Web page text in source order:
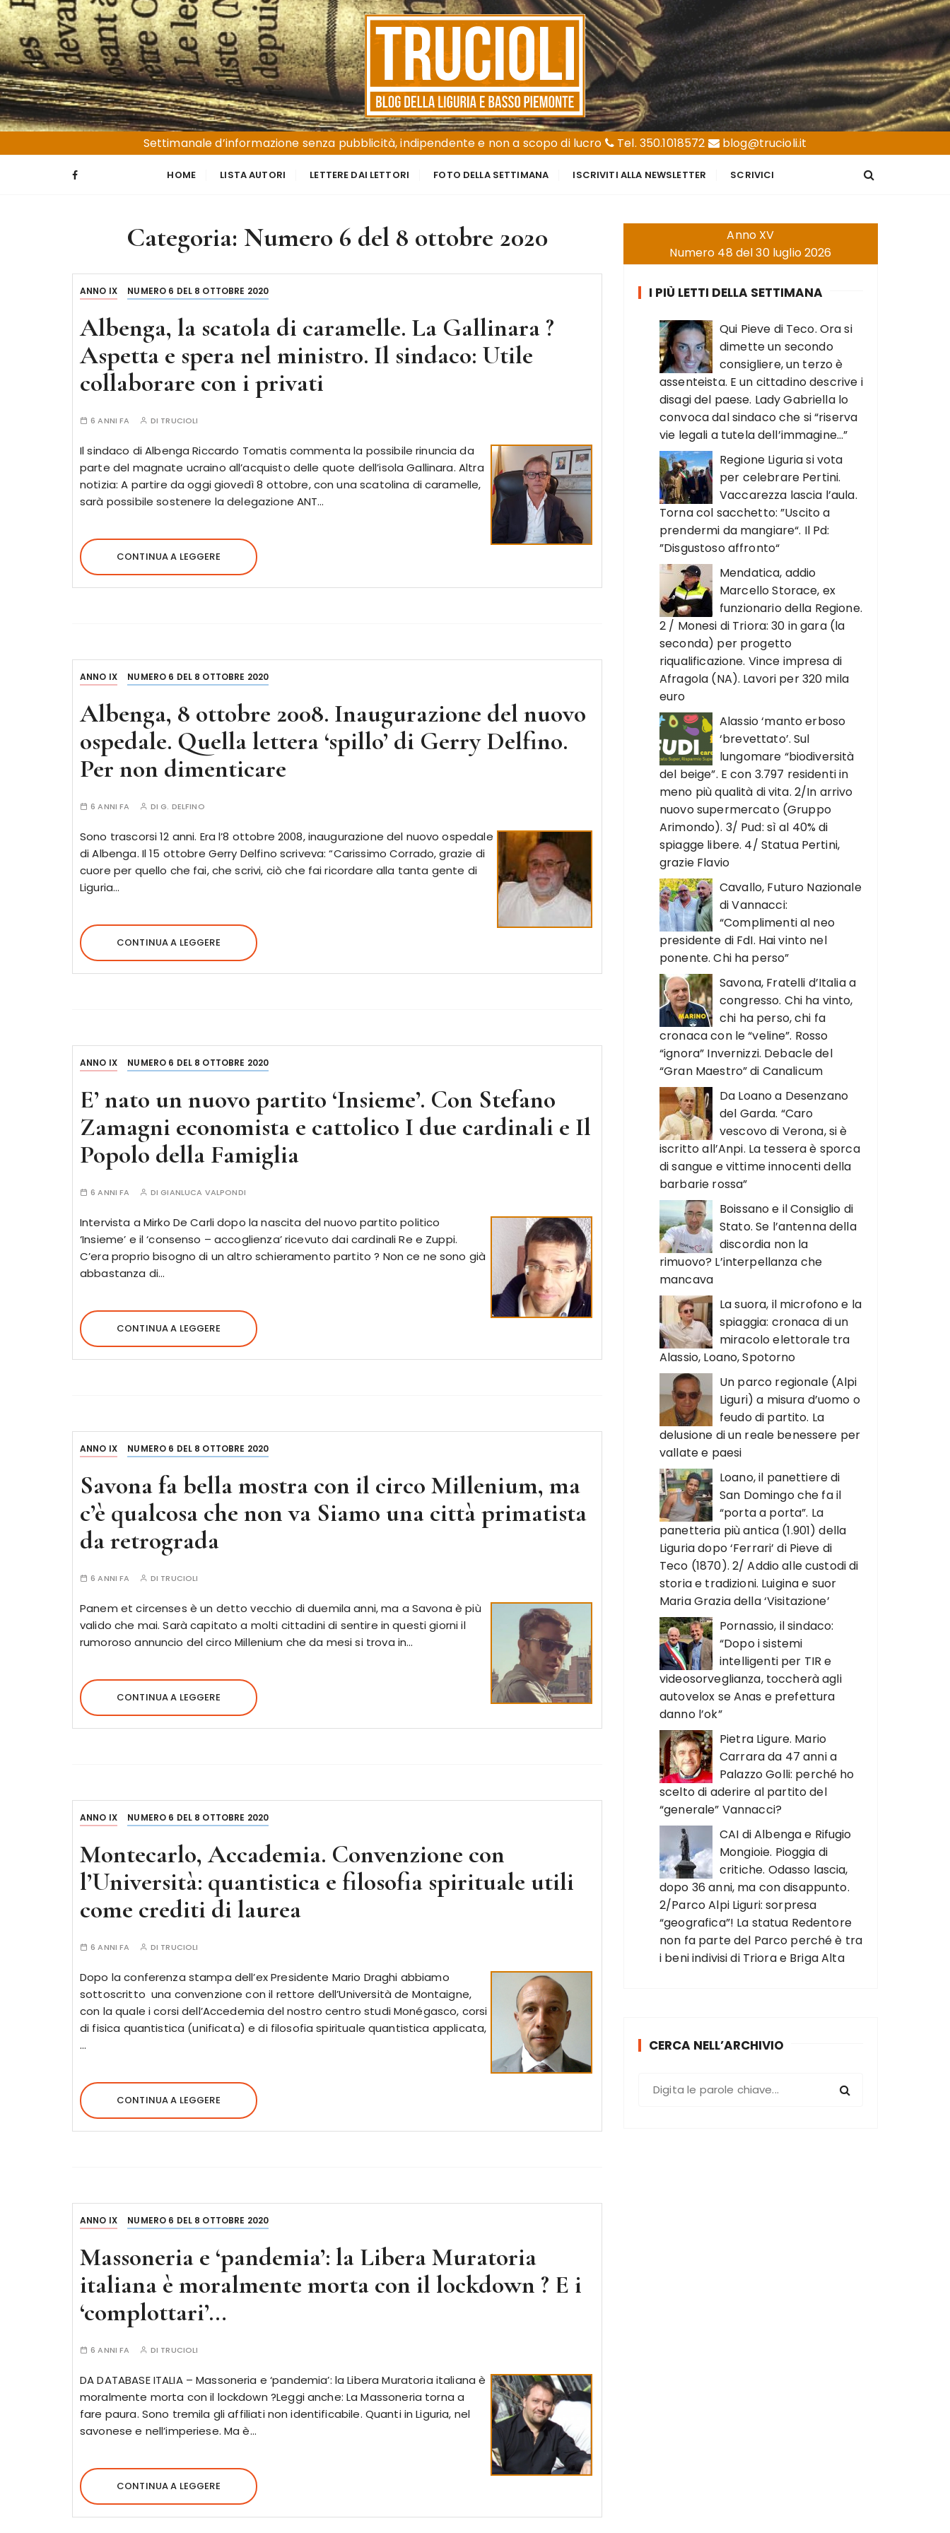
S
a
l
t
a
a
l
c
Trucioli
Liguria e Basso Piemonte
Settimanale d’informazione senza pubblicità, indipendente e non a scopo di lucro
Tel. 350.1018572 blog@trucioli.it
HOME LISTA AUTORI LETTERE DAI LETTORI FOTO DELLA SETTIMANA ISCRIVITI ALLA NEWSLETTER SCRIVICI
Categoria: Numero 6 del 8 ottobre 2020
ANNO IX NUMERO 6 DEL 8 OTTOBRE 2020
Albenga, la scatola di caramelle. La Gallinara ?
Aspetta e spera nel ministro. Il sindaco: Utile
collaborare con i privati
6 ANNI FA DI TRUCIOLI
Il sindaco di Albenga Riccardo Tomatis commenta la possibile rinuncia da
parte del magnate ucraino all’acquisto delle quote dell’isola Gallinara. Altra
notizia: A partire da oggi giovedì 8 ottobre, con una scatolina di caramelle,
sarà possibile sostenere la delegazione ANT…
CONTINUA A LEGGERE
ANNO IX NUMERO 6 DEL 8 OTTOBRE 2020
Albenga, 8 ottobre 2008. Inaugurazione del nuovo
ospedale. Quella lettera ‘spillo’ di Gerry Delfino.
Per non dimenticare
6 ANNI FA DIG. DELFINO
Sono trascorsi 12 anni. Era l’8 ottobre 2008, inaugurazione del nuovo ospedale
di Albenga. Il 15 ottobre Gerry Delfino scriveva: “Carissimo Corrado, grazie di
cuore per quello che fai, che scrivi, ciò che fai ricordare alla tanta gente di
Liguria…
CONTINUA A LEGGERE
ANNO IX NUMERO 6 DEL 8 OTTOBRE 2020
E’ nato un nuovo partito ‘Insieme’. Con Stefano
Zamagni economista e cattolico I due cardinali e Il
Popolo della Famiglia
6 ANNI FA DIGIANLUCA VALPONDI
Intervista a Mirko De Carli dopo la nascita del nuovo partito politico
‘Insieme’ e il ‘consenso – accoglienza’ ricevuto dai cardinali Re e Zuppi.
C’era proprio bisogno di un altro schieramento partito ? Non ce ne sono già
abbastanza di…
CONTINUA A LEGGERE
ANNO IX NUMERO 6 DEL 8 OTTOBRE 2020
Savona fa bella mostra con il circo Millenium, ma
c’è qualcosa che non va Siamo una città primatista
da retrograda
6 ANNI FA DI TRUCIOLI
Panem et circenses è un detto vecchio di duemila anni, ma a Savona è più
valido che mai. Sarà capitato a molti cittadini di sentire in questi giorni il
rumoroso annuncio del circo Millenium che da mesi si trova in…
CONTINUA A LEGGERE
ANNO IX NUMERO 6 DEL 8 OTTOBRE 2020
Montecarlo, Accademia. Convenzione con
l’Università: quantistica e filosofia spirituale utili
come crediti di laurea
6 ANNI FA DI TRUCIOLI
Dopo la conferenza stampa dell’ex Presidente Mario Draghi abbiamo
sottoscritto una convenzione con il rettore dell’Università de Montaigne,
con la quale i corsi dell’Accedemia del nostro centro studi Monégasco, corsi
di fisica quantistica (unificata) e di filosofia spirituale quantistica applicata,
…
CONTINUA A LEGGERE
ANNO IX NUMERO 6 DEL 8 OTTOBRE 2020
Massoneria e ‘pandemia’: la Libera Muratoria
italiana è moralmente morta con il lockdown ? E i
‘complottari’…
6 ANNI FA DI TRUCIOLI
DA DATABASE ITALIA – Massoneria e ‘pandemia’: la Libera Muratoria italiana è
moralmente morta con il lockdown ?Leggi anche: La Massoneria torna a
fare paura. Sono tremila gli affiliati non identificabile. Quanti in Liguria, nel
savonese e nell’imperiese. Ma è…
CONTINUA A LEGGERE
Anno XV
Numero 48 del 30 luglio 2026
I PIÙ LETTI DELLA SETTIMANA
Qui Pieve di Teco. Ora si
dimette un secondo
consigliere, un terzo è
assenteista. E un cittadino descrive i
disagi del paese. Lady Gabriella lo
convoca dal sindaco che si “riserva
vie legali a tutela dell’immagine…”
Regione Liguria si vota
per celebrare Pertini.
Vaccarezza lascia l’aula.
Torna col sacchetto: ”Uscito a
prendermi da mangiare“. Il Pd:
”Disgustoso affronto“
Mendatica, addio
Marcello Storace, ex
funzionario della Regione.
2 / Monesi di Triora: 30 in gara (la
seconda) per progetto
riqualificazione. Vince impresa di
Afragola (NA). Lavori per 320 mila
euro
Alassio ‘manto erboso
‘brevettato’. Sul
lungomare “biodiversità
del beige”. E con 3.797 residenti in
meno più qualità di vita. 2/In arrivo
nuovo supermercato (Gruppo
Arimondo). 3/ Pud: sì al 40% di
spiagge libere. 4/ Statua Pertini,
grazie Flavio
Cavallo, Futuro Nazionale
di Vannacci:
“Complimenti al neo
presidente di FdI. Hai vinto nel
ponente. Chi ha perso”
Savona, Fratelli d’Italia a
congresso. Chi ha vinto,
chi ha perso, chi fa
cronaca con le “veline”. Rosso
“ignora” Invernizzi. Debacle del
“Gran Maestro” di Canalicum
Da Loano a Desenzano
del Garda. “Caro
vescovo di Verona, si è
iscritto all’Anpi. La tessera è sporca
di sangue e vittime innocenti della
barbarie rossa”
Boissano e il Consiglio di
Stato. Se l’antenna della
discordia non la
rimuovo? L’interpellanza che
mancava
La suora, il microfono e la
spiaggia: cronaca di un
miracolo elettorale tra
Alassio, Loano, Spotorno
Un parco regionale (Alpi
Liguri) a misura d’uomo o
feudo di partito. La
delusione di un reale benessere per
vallate e paesi
Loano, il panettiere di
San Domingo che fa il
“porta a porta”. La
panetteria più antica (1.901) della
Liguria dopo ‘Ferrari’ di Pieve di
Teco (1870). 2/ Addio alle custodi di
storia e tradizioni. Luigina e suor
Maria Grazia della ‘Visitazione’
Pornassio, il sindaco:
“Dopo i sistemi
intelligenti per TIR e
videosorveglianza, toccherà agli
autovelox se Anas e prefettura
danno l’ok”
Pietra Ligure. Mario
Carrara da 47 anni a
Palazzo Golli: perché ho
scelto di aderire al partito del
“generale” Vannacci?
CAI di Albenga e Rifugio
Mongioie. Pioggia di
critiche. Odasso lascia,
dopo 36 anni, ma con disappunto.
2/Parco Alpi Liguri: sorpresa
“geografica”! La statua Redentore
non fa parte del Parco perché è tra
i beni indivisi di Triora e Briga Alta
CERCA NELL’ARCHIVIO